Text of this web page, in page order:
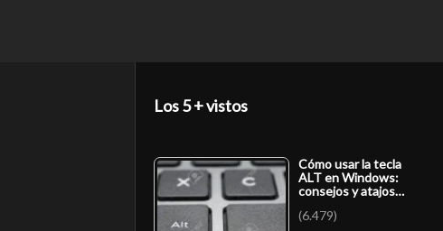
Los 5 + vistos
Cómo usar la tecla
ALT en Windows:
consejos y atajos…
(6.479)